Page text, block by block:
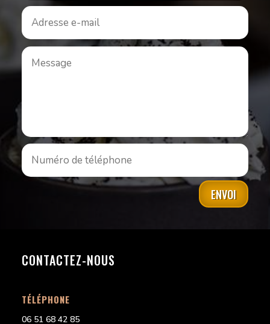
ENVOI
CONTACTEZ-NOUS
TÉLÉPHONE
06 51 68 42 85